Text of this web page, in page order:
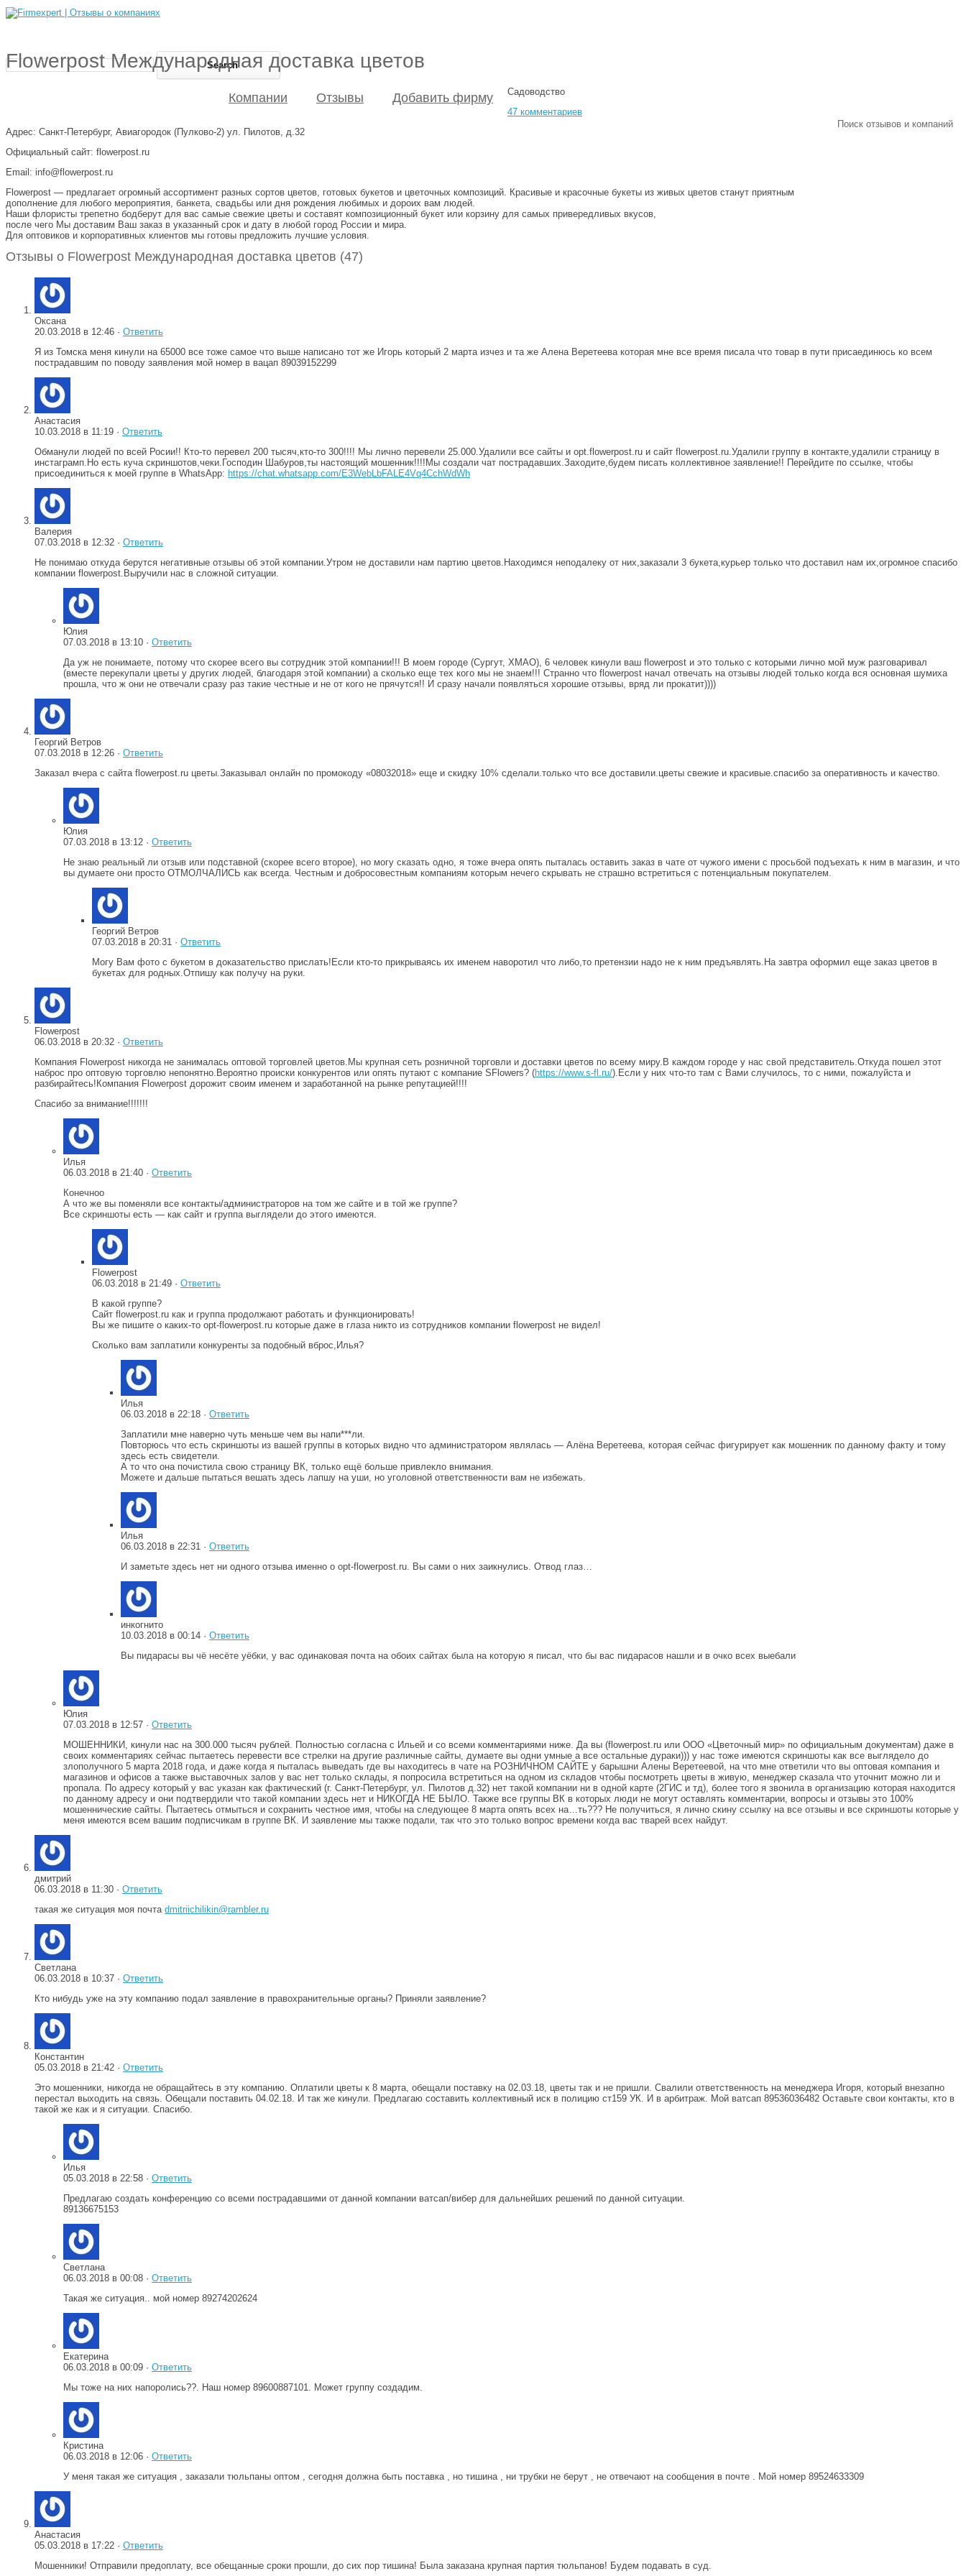
Поиск отзывов и компаний
Компании Отзывы Добавить фирму
Flowerpost Международная доставка цветов
Садоводство
47 комментариев
Адрес: Санкт-Петербург, Авиагородок (Пулково-2) ул. Пилотов, д.32
Официальный сайт: flowerpost.ru
Email: info@flowerpost.ru
Flowerpost — предлагает огромный ассортимент разных сортов цветов, готовых букетов и цветочных композиций. Красивые и красочные букеты из живых цветов станут приятным
дополнение для любого мероприятия, банкета, свадьбы или дня рождения любимых и дороих вам людей.
Наши флористы трепетно бодберут для вас самые свежие цветы и составят композиционный букет или корзину для самых привередливых вкусов,
после чего Мы доставим Ваш заказ в указанный срок и дату в любой город России и мира.
Для оптовиков и корпоративных клиентов мы готовы предложить лучшие условия.
Отзывы о Flowerpost Международная доставка цветов (47)
Оксана
20.03.2018 в 12:46 · Ответить
Я из Томска меня кинули на 65000 все тоже самое что выше написано тот же Игорь который 2 марта изчез и та же Алена Веретеева которая мне все время писала что товар в пути присаединюсь ко всем
пострадавшим по поводу заявления мой номер в вацап 89039152299
Анастасия
10.03.2018 в 11:19 · Ответить
Обманули людей по всей Росии!! Кто-то перевел 200 тысяч,кто-то 300!!!! Мы лично перевели 25.000.Удалили все сайты и opt.flowerpost.ru и сайт flowerpost.ru.Удалили группу в контакте,удалили страницу в
инстаграмп.Но есть куча скриншотов,чеки.Господин Шабуров,ты настоящий мошенник!!!!Мы создали чат пострадавших.Заходите,будем писать коллективное заявление!! Перейдите по ссылке, чтобы
присоединиться к моей группе в WhatsApp: https://chat.whatsapp.com/E3WebLbFALE4Vq4CchWdWh
Валерия
07.03.2018 в 12:32 · Ответить
Не понимаю откуда берутся негативные отзывы об этой компании.Утром не доставили нам партию цветов.Находимся неподалеку от них,заказали 3 букета,курьер только что доставил нам их,огромное спасибо
компании flowerpost.Выручили нас в сложной ситуации.
Юлия
07.03.2018 в 13:10 · Ответить
Да уж не понимаете, потому что скорее всего вы сотрудник этой компании!!! В моем городе (Сургут, ХМАО), 6 человек кинули ваш flowerpost и это только с которыми лично мой муж разговаривал
(вместе перекупали цветы у других людей, благодаря этой компании) а сколько еще тех кого мы не знаем!!! Странно что flowerpost начал отвечать на отзывы людей только когда вся основная шумиха
прошла, что ж они не отвечали сразу раз такие честные и не от кого не прячутся!! И сразу начали появляться хорошие отзывы, вряд ли прокатит))))
Георгий Ветров
07.03.2018 в 12:26 · Ответить
Заказал вчера с сайта flowerpost.ru цветы.Заказывал онлайн по промокоду «08032018» еще и скидку 10% сделали.только что все доставили.цветы свежие и красивые.спасибо за оперативность и качество.
Юлия
07.03.2018 в 13:12 · Ответить
Не знаю реальный ли отзыв или подставной (скорее всего второе), но могу сказать одно, я тоже вчера опять пыталась оставить заказ в чате от чужого имени с просьбой подъехать к ним в магазин, и что
вы думаете они просто ОТМОЛЧАЛИСЬ как всегда. Честным и добросовестным компаниям которым нечего скрывать не страшно встретиться с потенциальным покупателем.
Георгий Ветров
07.03.2018 в 20:31 · Ответить
Могу Вам фото с букетом в доказательство прислать!Если кто-то прикрываясь их именем наворотил что либо,то претензии надо не к ним предъявлять.На завтра оформил еще заказ цветов в
букетах для родных.Отпишу как получу на руки.
Flowerpost
06.03.2018 в 20:32 · Ответить
Компания Flowerpost никогда не занималась оптовой торговлей цветов.Мы крупная сеть розничной торговли и доставки цветов по всему миру.В каждом городе у нас свой представитель.Откуда пошел этот
наброс про оптовую торговлю непонятно.Вероятно происки конкурентов или опять путают с компание SFlowers? (https://www.s-fl.ru/).Если у них что-то там с Вами случилось, то с ними, пожалуйста и
разбирайтесь!Компания Flowerpost дорожит своим именем и заработанной на рынке репутацией!!!!
Спасибо за внимание!!!!!!!
Илья
06.03.2018 в 21:40 · Ответить
Конечноо
А что же вы поменяли все контакты/администраторов на том же сайте и в той же группе?
Все скриншоты есть — как сайт и группа выглядели до этого имеются.
Flowerpost
06.03.2018 в 21:49 · Ответить
В какой группе?
Сайт flowerpost.ru как и группа продолжают работать и функционировать!
Вы же пишите о каких-то opt-flowerpost.ru которые даже в глаза никто из сотрудников компании flowerpost не видел!
Сколько вам заплатили конкуренты за подобный вброс,Илья?
Илья
06.03.2018 в 22:18 · Ответить
Заплатили мне наверно чуть меньше чем вы напи***ли.
Повторюсь что есть скриншоты из вашей группы в которых видно что администратором являлась — Алёна Веретеева, которая сейчас фигурирует как мошенник по данному факту и тому
здесь есть свидетели.
А то что она почистила свою страницу ВК, только ещё больше привлекло внимания.
Можете и дальше пытаться вешать здесь лапшу на уши, но уголовной ответственности вам не избежать.
Илья
06.03.2018 в 22:31 · Ответить
И заметьте здесь нет ни одного отзыва именно о opt-flowerpost.ru. Вы сами о них заикнулись. Отвод глаз…
инкогнито
10.03.2018 в 00:14 · Ответить
Вы пидарасы вы чё несёте уёбки, у вас одинаковая почта на обоих сайтах была на которую я писал, что бы вас пидарасов нашли и в очко всех выебали
Юлия
07.03.2018 в 12:57 · Ответить
МОШЕННИКИ, кинули нас на 300.000 тысяч рублей. Полностью согласна с Ильей и со всеми комментариями ниже. Да вы (flowerpost.ru или ООО «Цветочный мир» по официальным документам) даже в
своих комментариях сейчас пытаетесь перевести все стрелки на другие различные сайты, думаете вы одни умные а все остальные дураки))) у нас тоже имеются скриншоты как все выглядело до
злополучного 5 марта 2018 года, и даже когда я пыталась выведать где вы находитесь в чате на РОЗНИЧНОМ САЙТЕ у барышни Алены Веретеевой, на что мне ответили что вы оптовая компания и
магазинов и офисов а также выставочных залов у вас нет только склады, я попросила встретиться на одном из складов чтобы посмотреть цветы в живую, менеджер сказала что уточнит можно ли и
пропала. По адресу который у вас указан как фактический (г. Санкт-Петербург, ул. Пилотов д.32) нет такой компании ни в одной карте (2ГИС и тд), более того я звонила в организацию которая находится
по данному адресу и они подтвердили что такой компании здесь нет и НИКОГДА НЕ БЫЛО. Также все группы ВК в которых люди не могут оставлять комментарии, вопросы и отзывы это 100%
мошеннические сайты. Пытаетесь отмыться и сохранить честное имя, чтобы на следующее 8 марта опять всех на…ть??? Не получиться, я лично скину ссылку на все отзывы и все скриншоты которые у
меня имеются всем вашим подписчикам в группе ВК. И заявление мы также подали, так что это только вопрос времени когда вас тварей всех найдут.
дмитрий
06.03.2018 в 11:30 · Ответить
такая же ситуация моя почта dmitriichilikin@rambler.ru
Светлана
06.03.2018 в 10:37 · Ответить
Кто нибудь уже на эту компанию подал заявление в правохранительные органы? Приняли заявление?
Константин
05.03.2018 в 21:42 · Ответить
Это мошенники, никогда не обращайтесь в эту компанию. Оплатили цветы к 8 марта, обещали поставку на 02.03.18, цветы так и не пришли. Свалили ответственность на менеджера Игоря, который внезапно
перестал выходить на связь. Обещали поставить 04.02.18. И так же кинули. Предлагаю составить коллективный иск в полицию ст159 УК. И в арбитраж. Мой ватсап 89536036482 Оставьте свои контакты, кто в
такой же как и я ситуации. Спасибо.
Илья
05.03.2018 в 22:58 · Ответить
Предлагаю создать конференцию со всеми пострадавшими от данной компании ватсап/вибер для дальнейших решений по данной ситуации.
89136675153
Светлана
06.03.2018 в 00:08 · Ответить
Такая же ситуация.. мой номер 89274202624
Екатерина
06.03.2018 в 00:09 · Ответить
Мы тоже на них напоролись??. Наш номер 89600887101. Может группу создадим.
Кристина
06.03.2018 в 12:06 · Ответить
У меня такая же ситуация , заказали тюльпаны оптом , сегодня должна быть поставка , но тишина , ни трубки не берут , не отвечают на сообщения в почте . Мой номер 89524633309
Анастасия
05.03.2018 в 17:22 · Ответить
Мошенники! Отправили предоплату, все обещанные сроки прошли, до сих пор тишина! Была заказана крупная партия тюльпанов! Будем подавать в суд.